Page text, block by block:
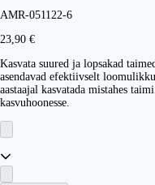
AMR-051122-6
23,90 €
Kasvata suured ja lopsakad
asendavad efektiivselt
aastaajal kasvatada mistahes
kasvuhoonesse.